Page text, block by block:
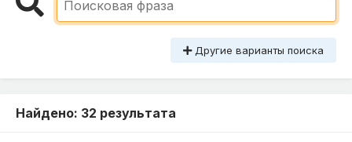
Другие варианты поиска
Найдено: 32 результата